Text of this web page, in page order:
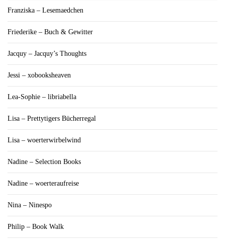
Franziska – Lesemaedchen
Friederike – Buch & Gewitter
Jacquy – Jacquy’s Thoughts
Jessi – xobooksheaven
Lea-Sophie – libriabella
Lisa – Prettytigers Bücherregal
Lisa – woerterwirbelwind
Nadine – Selection Books
Nadine – woerteraufreise
Nina – Ninespo
Philip – Book Walk